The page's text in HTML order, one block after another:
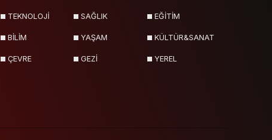
TEKNOLOJİ SAĞLIK EĞİTİM
BİLİM YAŞAM KÜLTÜR&SANAT
ÇEVRE GEZİ YEREL